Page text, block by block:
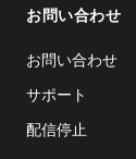
お問い合わせ
お問い合わせ
サポート
配信停止